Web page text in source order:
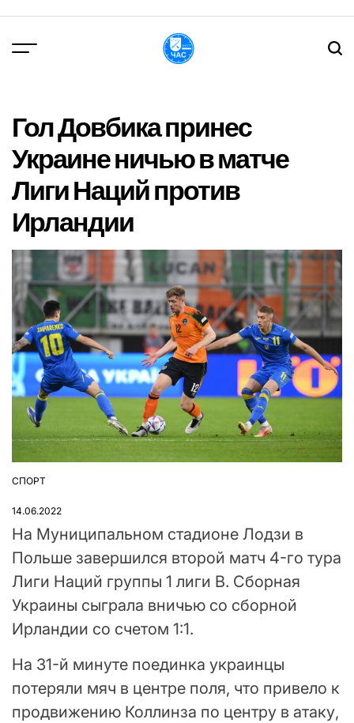
вмісту
Гол Довбика принес
Украине ничью в матче
Лиги Наций против
Ирландии
ОПУБЛІКУВАТИ
СПОРТ
14.06.2022
На Муниципальном стадионе Лодзи в
Польше завершился второй матч 4-го тура
Лиги Наций группы 1 лиги В. Сборная
Украины сыграла вничью со сборной
Ирландии со счетом 1:1.
На 31-й минуте поединка украинцы
потеряли мяч в центре поля, что привело к
продвижению Коллинза по центру в атаку,